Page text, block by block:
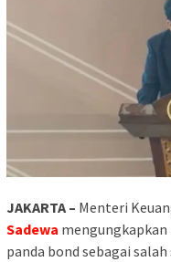
JAKARTA – Menteri
Sadewa
panda bond sebagai